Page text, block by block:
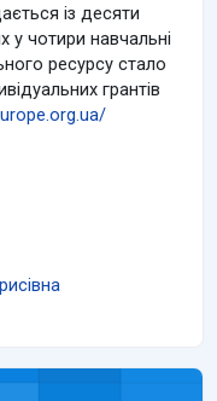
із десяти
у чотири навчальні
ресурсу стало
грантів